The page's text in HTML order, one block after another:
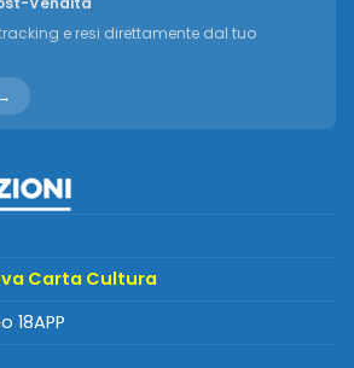
e resi direttamente dal tuo
Carta Cultura
18APP